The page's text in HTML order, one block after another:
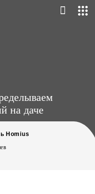
на даче
Homius